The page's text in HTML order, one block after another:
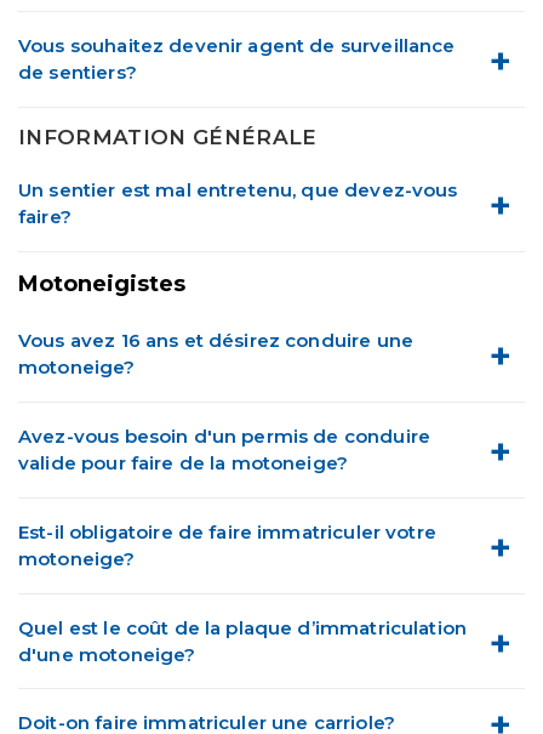
Vous souhaitez devenir agent de surveillance
de sentiers?
INFORMATION GÉNÉRALE
Un sentier est mal entretenu, que devez-vous
faire?
Motoneigistes
Vous avez 16 ans et désirez conduire une
motoneige?
Avez-vous besoin d'un permis de conduire
valide pour faire de la motoneige?
Est-il obligatoire de faire immatriculer votre
motoneige?
Quel est le coût de la plaque d’immatriculation
d'une motoneige?
Doit-on faire immatriculer une carriole?